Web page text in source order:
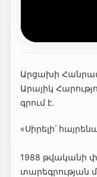
Արցախի
Արայիկ
գրում է․
«Սիրելի՛
1988 թվականի
տարեգրության